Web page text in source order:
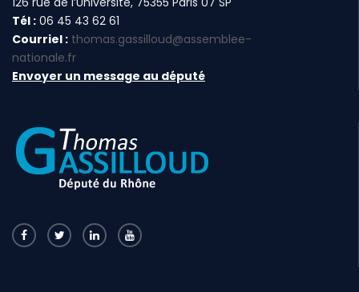
Tél : 06 45 43 62 61
Courriel : thomas.gassilloud@assemblee-
nationale.fr
Envoyer un message au député